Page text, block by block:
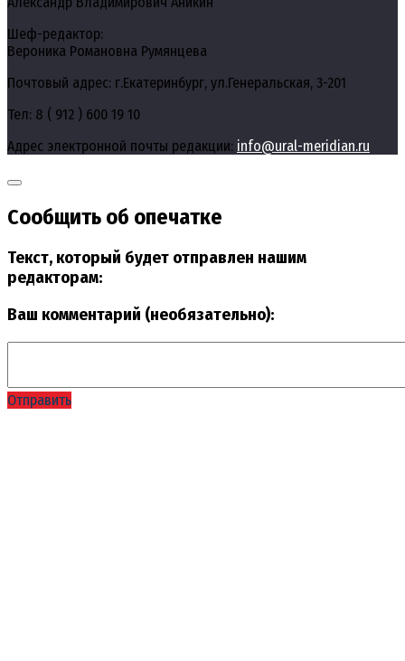
Шеф-редактор:
Вероника Романовна Румянцева
Почтовый адрес: г.Екатеринбург, ул.Генеральская, 3-201
Тел: 8 ( 912 ) 600 19 10
Адрес электронной почты редакции: info@ural-meridian.ru
Сообщить об опечатке
Текст, который будет отправлен нашим
редакторам:
Ваш комментарий (необязательно):
Отправить